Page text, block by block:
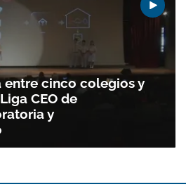
entre cinco colegios y
CEO de
y